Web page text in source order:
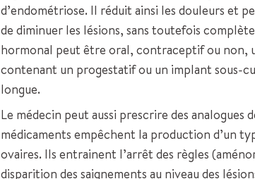
d’endométriose. Il réduit ainsi les douleurs et
de diminuer les lésions, sans toutefois
hormonal peut être oral, contraceptif ou
contenant un progestatif ou un implant sous-
longue.
Le médecin peut aussi prescrire des analogues
médicaments empêchent la production d’un
ovaires. Ils entrainent l’arrêt des règles
disparition des saignements au niveau des